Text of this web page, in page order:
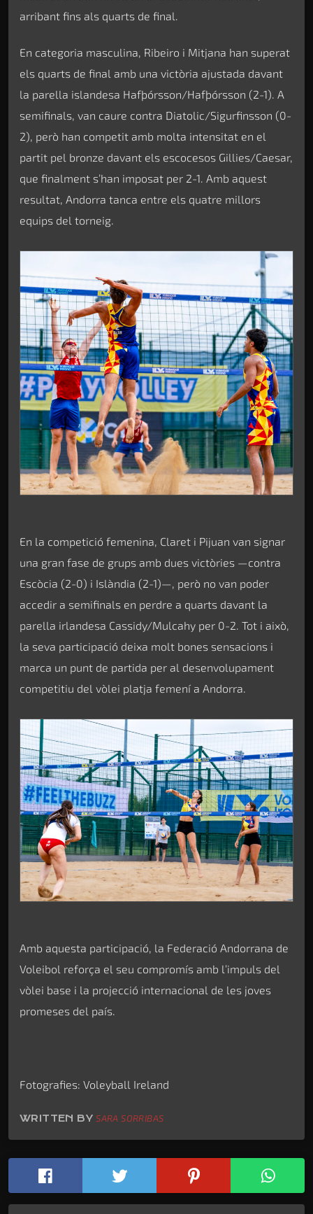
arribant fins als quarts de final.
En categoria masculina, Ribeiro i Mitjana han superat
els quarts de final amb una victòria ajustada davant
la parella islandesa Hafþórsson/Hafþórsson (2-1). A
semifinals, van caure contra Diatolic/Sigurfinsson (0-
2), però han competit amb molta intensitat en el
partit pel bronze davant els escocesos Gillies/Caesar,
que finalment s’han imposat per 2-1. Amb aquest
resultat, Andorra tanca entre els quatre millors
equips del torneig.
En la competició femenina, Claret i Pijuan van signar
una gran fase de grups amb dues victòries —contra
Escòcia (2-0) i Islàndia (2-1)—, però no van poder
accedir a semifinals en perdre a quarts davant la
parella irlandesa Cassidy/Mulcahy per 0-2. Tot i això,
la seva participació deixa molt bones sensacions i
marca un punt de partida per al desenvolupament
competitiu del vòlei platja femení a Andorra.
Amb aquesta participació, la Federació Andorrana de
Voleibol reforça el seu compromís amb l’impuls del
vòlei base i la projecció internacional de les joves
promeses del país.
Fotografies: Voleyball Ireland
WRITTEN BY SARA SORRIBAS